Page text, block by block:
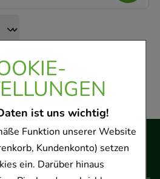
ist uns wichtig!
Funktion unserer Website
Kundenkonto) setzen
ein. Darüber hinaus